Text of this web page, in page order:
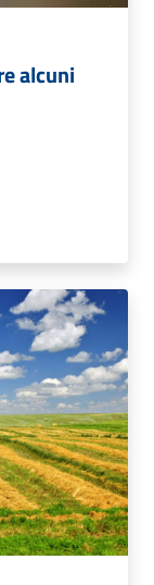
alcuni